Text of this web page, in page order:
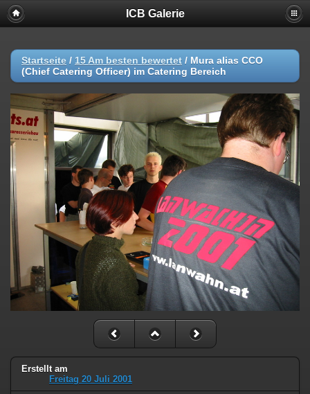
ICB Galerie
Startseite / 15 Am besten bewertet / Mura alias CCO
(Chief Catering Officer) im Catering Bereich
Erstellt am
Freitag 20 Juli 2001